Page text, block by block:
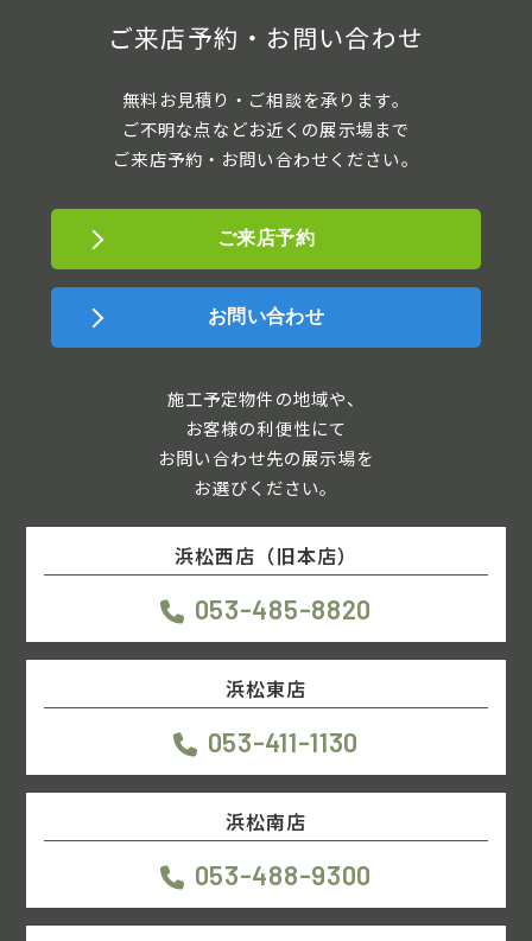
ご来店予約・お問い合わせ
無料お見積り・ご相談を承ります。
ご不明な点などお近くの展示場まで
ご来店予約・お問い合わせください。
ご来店予約
お問い合わせ
施工予定物件の地域や、
お客様の利便性にて
お問い合わせ先の展示場を
お選びください。
浜松西店（旧本店）
053-485-8820
浜松東店
053-411-1130
浜松南店
053-488-9300